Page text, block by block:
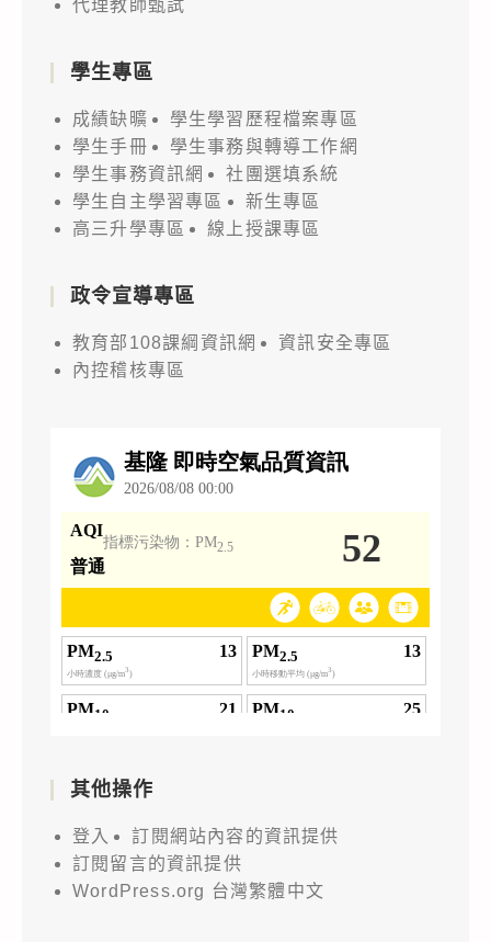
代理教師甄試
學生專區
成績缺曠
學生學習歷程檔案專區
學生手冊
學生事務與轉導工作網
學生事務資訊網
社團選填系統
學生自主學習專區
新生專區
高三升學專區
線上授課專區
政令宣導專區
教育部108課綱資訊網
資訊安全專區
內控稽核專區
其他操作
登入
訂閱網站內容的資訊提供
訂閱留言的資訊提供
WordPress.org 台灣繁體中文